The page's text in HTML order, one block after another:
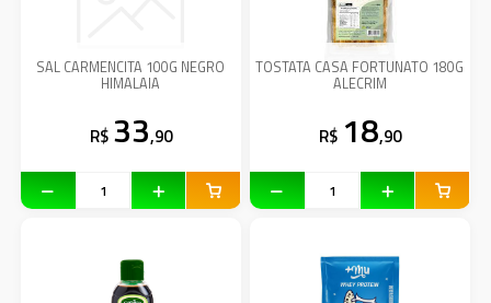
SAL CARMENCITA 100G NEGRO
HIMALAIA
R$ 33,90
TOSTATA CASA FORTUNATO 180G
ALECRIM
R$ 18,90